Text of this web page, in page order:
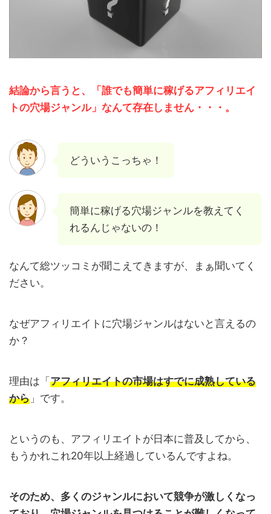
結論から言うと、「誰でも簡単に稼げるアフィリエイ
トの穴場ジャンル」なんて存在しません・・・。
どういうこっちゃ！
簡単に稼げる穴場ジャンルを教えてく
れるんじゃないの！
なんて総ツッコミが聞こえてきますが、まぁ聞いてく
ださい。
なぜアフィリエイトに穴場ジャンルはないと言えるの
か？
理由は「アフィリエイトの市場はすでに成熟している
から 」です。
というのも、アフィリエイトが日本に普及してから、
もうかれこれ20年以上経過しているんですよね。
そのため、多くのジャンルにおいて競争が激しくなっ